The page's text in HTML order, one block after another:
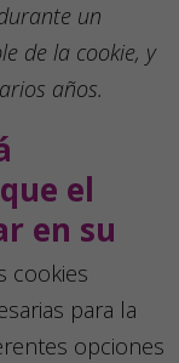
un
de la cookie, y
años.
el
en su
cookies
para la
opciones